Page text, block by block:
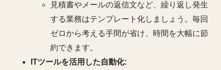
見積書やメールの返信文など、繰り返し発生
する業務はテンプレート化しましょう。毎回
ゼロから考える手間が省け、時間を大幅に節
約できます。
ITツールを活用した自動化: